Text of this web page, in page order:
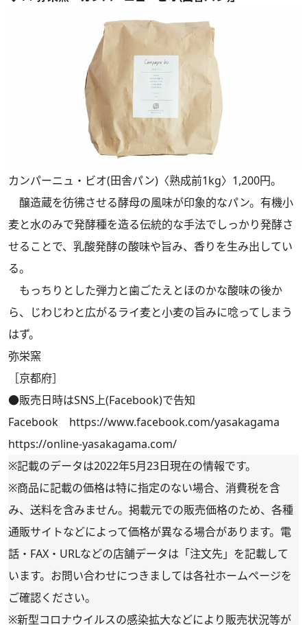
カンパーニュ・ビオ(田舎パン)〈熟成前1kg〉1,200円。
醸造蔵を彷彿させる酵母の風味が印象的なパン。有機小
麦と水のみで発酵種を造る伝統的な手法でしっかり発酵さ
せることで、乳酸発酵の酸味や旨み、香りを生み出してい
る。
もっちりとした弾力と歯ごたえとほのかな酸味の後か
ら、じわじわと広がるライ麦と小麦の旨みに唸ってしまう
はず。
弥栄窯
［京都府］
●販売日時はSNS上(Facebook)で告知
Facebook https://www.facebook.com/yasakagama
https://online-yasakagama.com/
※記載のデータは2022年5月23日現在の情報です。
※商品に記載の価格は特に指定のない場合、消費税を含
み、送料を含みません。掲載元での販売価格のため、各種
通販サイトなどによって価格が異なる場合があります。電
話・FAX・URLなどの店舗データは「注文先」を記載して
います。お問い合わせにつきましては各社ホームページを
ご確認ください。
※新型コロナウイルスの感染拡大などにより販売状況等が